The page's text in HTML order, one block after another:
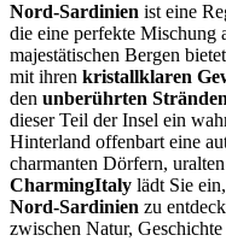
Nord-Sardinien ist eine
die eine perfekte Mischung
majestätischen Bergen
mit ihren kristallklaren
den unberührten Stränden
dieser Teil der Insel ein
Hinterland offenbart eine
charmanten Dörfern,
CharmingItaly lädt Sie
Nord-Sardinien zu
zwischen Natur,